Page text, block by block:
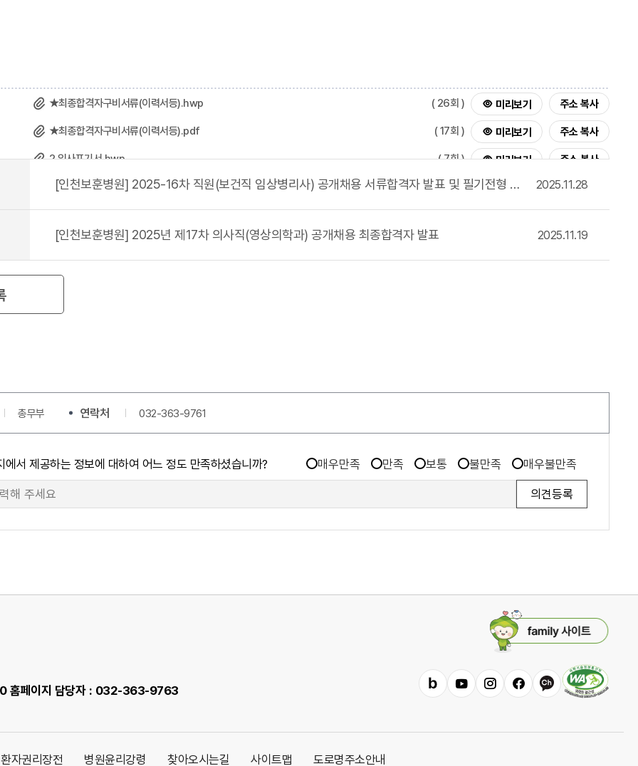
★최종합격자구비서류(이력서등).hwp ( 26회 ) 미리보기 주소 복사
★최종합격자구비서류(이력서등).pdf ( 17회 ) 미리보기 주소 복사
2.입사포기서.hwp ( 7회 ) 미리보기 주소 복사
2.입사포기서.pdf ( 5회 ) 미리보기 주소 복사
[인천보훈병원] 2025-16차 직원(보건직 임상병리사) 공개채용 서류합격자 발표 및 필기전형 안내 2025.11.28
[인천보훈병원] 2025년 제17차 의사직(영상의학과) 공개채용 최종합격자 발표 2025.11.19
총무부 연락처 032-363-9761
에서 제공하는 정보에 대하여 어느 정도 만족하셨습니까? 매우만족 만족 보통 불만족 매우불만족
페이지 담당자 : 032-363-9763
밴
유
인
페
카
이
트
기
환자권리장전 병원윤리강령 찾아오시는길 사이트맵 도로명주소안내